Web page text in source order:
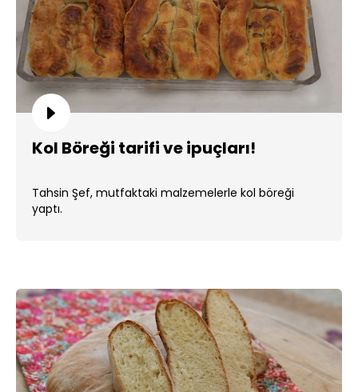
Kol Böreği tarifi ve ipuçları!
Tahsin Şef, mutfaktaki malzemelerle kol böreği
yaptı.